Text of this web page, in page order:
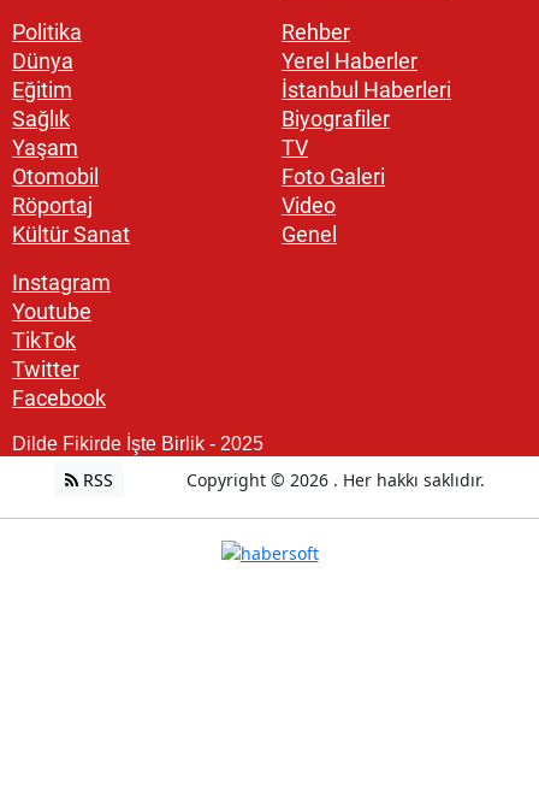
Politika
Dünya
Eğitim
Sağlık
Yaşam
Otomobil
Röportaj
Kültür Sanat
Rehber
Yerel Haberler
İstanbul Haberleri
Biyografiler
TV
Foto Galeri
Video
Genel
Instagram
Youtube
TikTok
Twitter
Facebook
Dilde Fikirde İşte Birlik - 2025
RSS Copyright © 2026 . Her hakkı saklıdır.